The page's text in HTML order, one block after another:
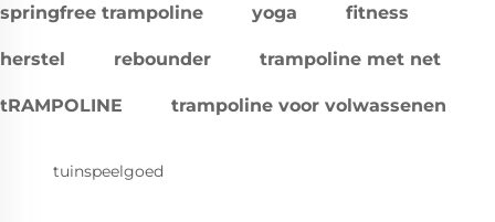
springfree trampoline yoga fitness
herstel rebounder trampoline met net
tRAMPOLINE trampoline voor volwassenen
tuinspeelgoed